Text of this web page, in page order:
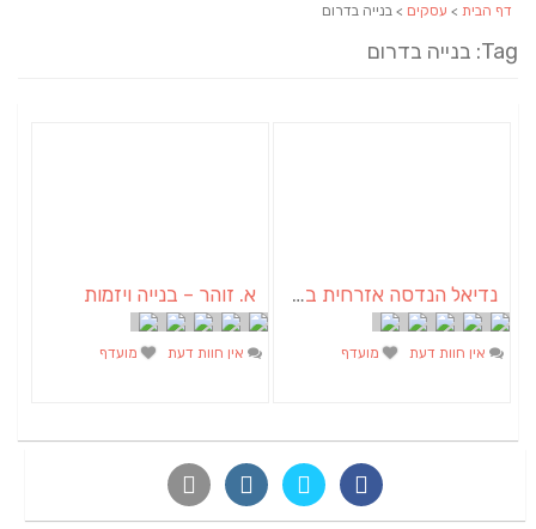
דף הבית > עסקים > בנייה בדרום
Tag: בנייה בדרום
נדיאל הנדסה אזרחית בע"מ
אין חוות דעת מועדף
א. זוהר – בנייה ויזמות
אין חוות דעת מועדף